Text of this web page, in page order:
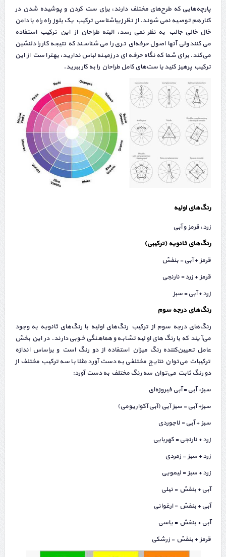
پارچه‌هایی كه طرح‌های مختلف دارند، برای ست كردن و پوشیده شدن در
كنار هم توصیه نمی‌ شوند. از نظر زیباشناسی تركیب یک بلوز راه‌ راه با دامن
خال‌ خالی جالب به نظر نمی‌ رسد، البته طراحان از این تركیب استفاده
می‌كنند ولی آنها اصول حرفه‌ای‌ تری را می‌ شناسند كه نتیجه كار را دلنشین
می‌کند. برای شما كه نگاه حرفه‌ ای در زمینه لباس ندارید، بهتر است از این
تركیب پرهیز كنید یا ست‌های كامل طراحان را به كار ببرید.
رنگ‌های اولیه
زرد، قرمز و آبی
رنگ‌های ثانویه (تركیبی)
قرمز + آبی = بنفش
قرمز + زرد = نارنجی
زرد + آبی = سبز
رنگ‌های درجه سوم
رنگ‌های درجه سوم از تركیب رنگ‌های اولیه با رنگ‌های ثانویه به وجود
می‌آیند كه با رنگ‌های اولیه تشابه و هماهنگی خوبی دارند. در این بخش
عامل تعیین‌كننده رنگ میزان استفاده از دو رنگ است و براساس اندازه
تركیبات می‌توان نتایج مختلفی به دست آورد مثلا با سه تركیب مختلف از
دو رنگ ثابت می‌توان سه رنگ مختلف به دست آورد:
سبز+ آبی = آبی فیروزه‌ای
سبز+ آبی = سبز آبی (آبی آكواریومی)
سبز + آبی = لاجوردی
زرد + نارنجی = كهربایی
زرد + سبز = زمردی
زرد + سبز = لیمویی
آبی + بنفش = نیلی
آبی + بنفش = ارغوانی
آبی + بنفش = یاسی
قرمز + بنفش = زرشكی